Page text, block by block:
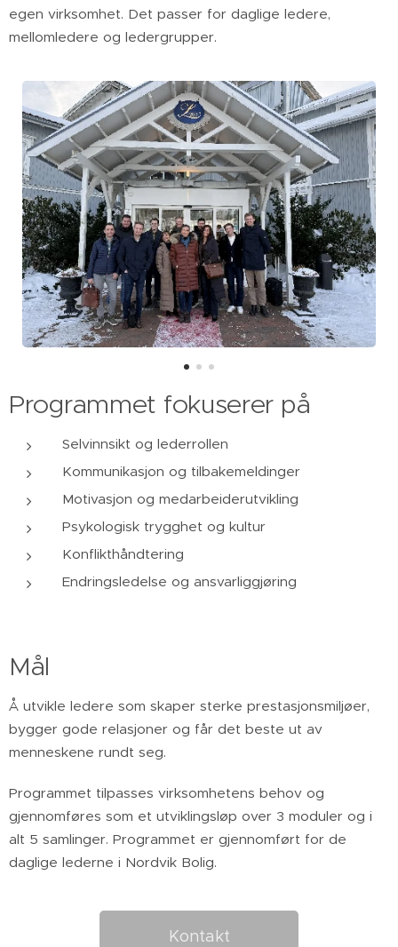
egen virksomhet. Det passer for daglige ledere,
mellomledere og ledergrupper.
Programmet fokuserer på
Selvinnsikt og lederrollen
Kommunikasjon og tilbakemeldinger
Motivasjon og medarbeiderutvikling
Psykologisk trygghet og kultur
Konflikthåndtering
Endringsledelse og ansvarliggjøring
Mål
Å utvikle ledere som skaper sterke prestasjonsmiljøer,
bygger gode relasjoner og får det beste ut av
menneskene rundt seg.
Programmet tilpasses virksomhetens behov og
gjennomføres som et utviklingsløp over 3 moduler og i
alt 5 samlinger. Programmet er gjennomført for de
daglige lederne i Nordvik Bolig.
Kontakt